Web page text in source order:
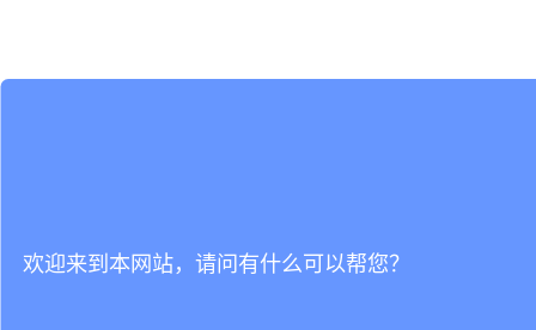
欢迎来到本网站，请问有什么可以帮您？